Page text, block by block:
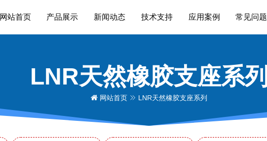
网站首页 产品展示 新闻动态 技术支持 应用案例 常见问题
LNR天然橡胶支座系列
网站首页 LNR天然橡胶支座系列